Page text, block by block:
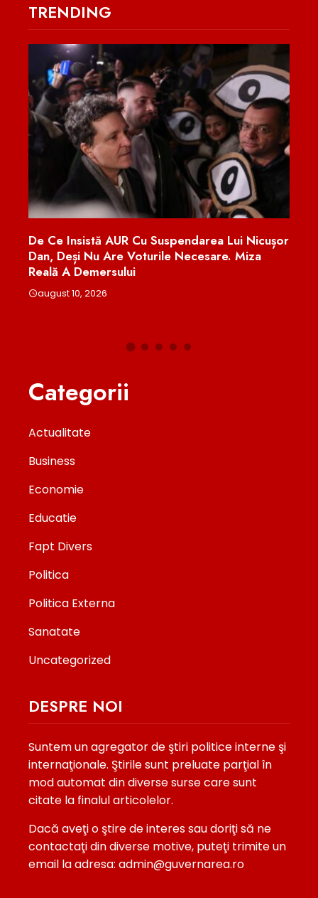
TRENDING
De Ce Insistă AUR Cu Suspendarea Lui Nicușor
Dan, Deși Nu Are Voturile Necesare. Miza
Reală A Demersului
august 10, 2026
Categorii
Actualitate
Business
Economie
Educatie
Fapt Divers
Politica
Politica Externa
Sanatate
Uncategorized
DESPRE NOI
Suntem un agregator de ştiri politice interne şi
internaţionale. Ştirile sunt preluate parţial în
mod automat din diverse surse care sunt
citate la finalul articolelor.
Dacă aveţi o ştire de interes sau doriţi să ne
contactaţi din diverse motive, puteţi trimite un
email la adresa: admin@guvernarea.ro